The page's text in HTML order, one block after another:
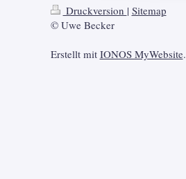
Druckversion | Sitemap
© Uwe Becker
Erstellt mit IONOS MyWebsite.